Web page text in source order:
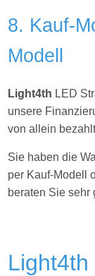
8. Kauf-
Modell
Light4th LED
unsere
von allein
Sie haben die
per Kauf-Modell
beraten Sie sehr